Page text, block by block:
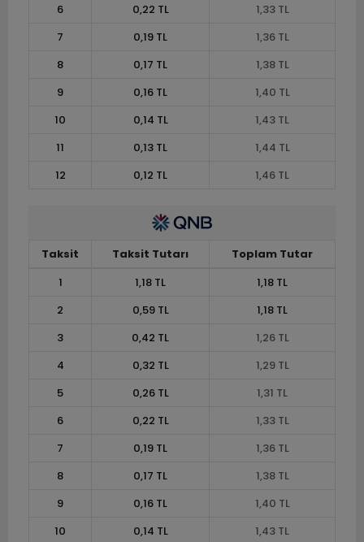
6
0,22 TL
1,33 TL
7
0,19 TL
1,36 TL
8
0,17 TL
1,38 TL
9
0,16 TL
1,40 TL
10
0,14 TL
1,43 TL
11
0,13 TL
1,44 TL
12
0,12 TL 1,46 TL
Taksit Taksit Tutarı
Toplam Tutar
1
1,18 TL
1,18 TL
2
0,59 TL
1,18 TL
3
0,42 TL
1,26 TL
4
0,32 TL
1,29 TL
5
0,26 TL
1,31 TL
6
0,22 TL
1,33 TL
7
0,19 TL
1,36 TL
8
0,17 TL
1,38 TL
9
0,16 TL
1,40 TL
10
0,14 TL 1,43 TL